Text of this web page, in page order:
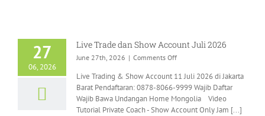
Supremany
27
06, 2026
Live Trade dan Show Account Juli 2026
June 27th, 2026 | Comments Offon
Trade
dan
Show
Account
Live Trading & Show Account 11 Juli 2026 di Jakarta
Barat Pendaftaran: 0878-8066-9999 Wajib Daftar
Wajib Bawa Undangan Home Mongolia Video
Tutorial Private Coach - Show Account Only Jam [...]